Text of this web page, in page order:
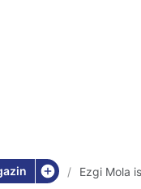
Ezgi Mola